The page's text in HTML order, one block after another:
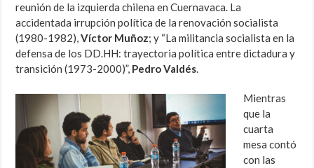
reunión de la izquierda chilena en Cuernavaca. La
accidentada irrupción política de la renovación socialista
(1980-1982),Víctor Muñoz; y “La militancia socialista en la
defensa de los DD.HH: trayectoria política entre dictadura y
transición (1973-2000)”, Pedro Valdés.
Mientras
que la
cuarta
mesa contó
con las